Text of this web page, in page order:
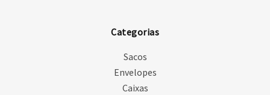
Categorias
Sacos
Envelopes
Caixas